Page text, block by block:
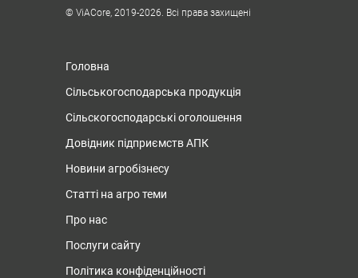
© ViACore, 2019-2026. Всі права захищені
Головна
Сільськогосподарська продукція
Сільскогосподарські оголошення
Довідник підприємств АПК
Новини агробізнесу
Статті на агро теми
Про нас
Послуги сайту
Політика конфіденційності